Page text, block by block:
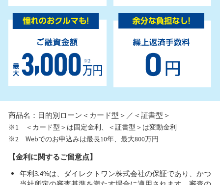
商品名：目的別ローン＜カード型＞／＜証書型＞
＜カード型＞は固定金利、＜証書型＞は変動金利
Webでのお申込みは最長10年、最大800万円
【金利に関するご留意点】
年利3.4%は、ダイレクトワン株式会社の保証であり、かつ